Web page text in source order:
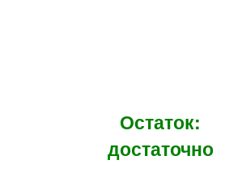
Остаток:
достаточно